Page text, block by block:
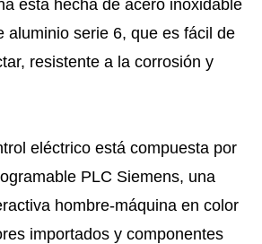
está hecha de acero inoxidable
aluminio serie 6, que es fácil de
resistente a la corrosión y
eléctrico está compuesta por
PLC Siemens, una
hombre-máquina en color
importados y componentes